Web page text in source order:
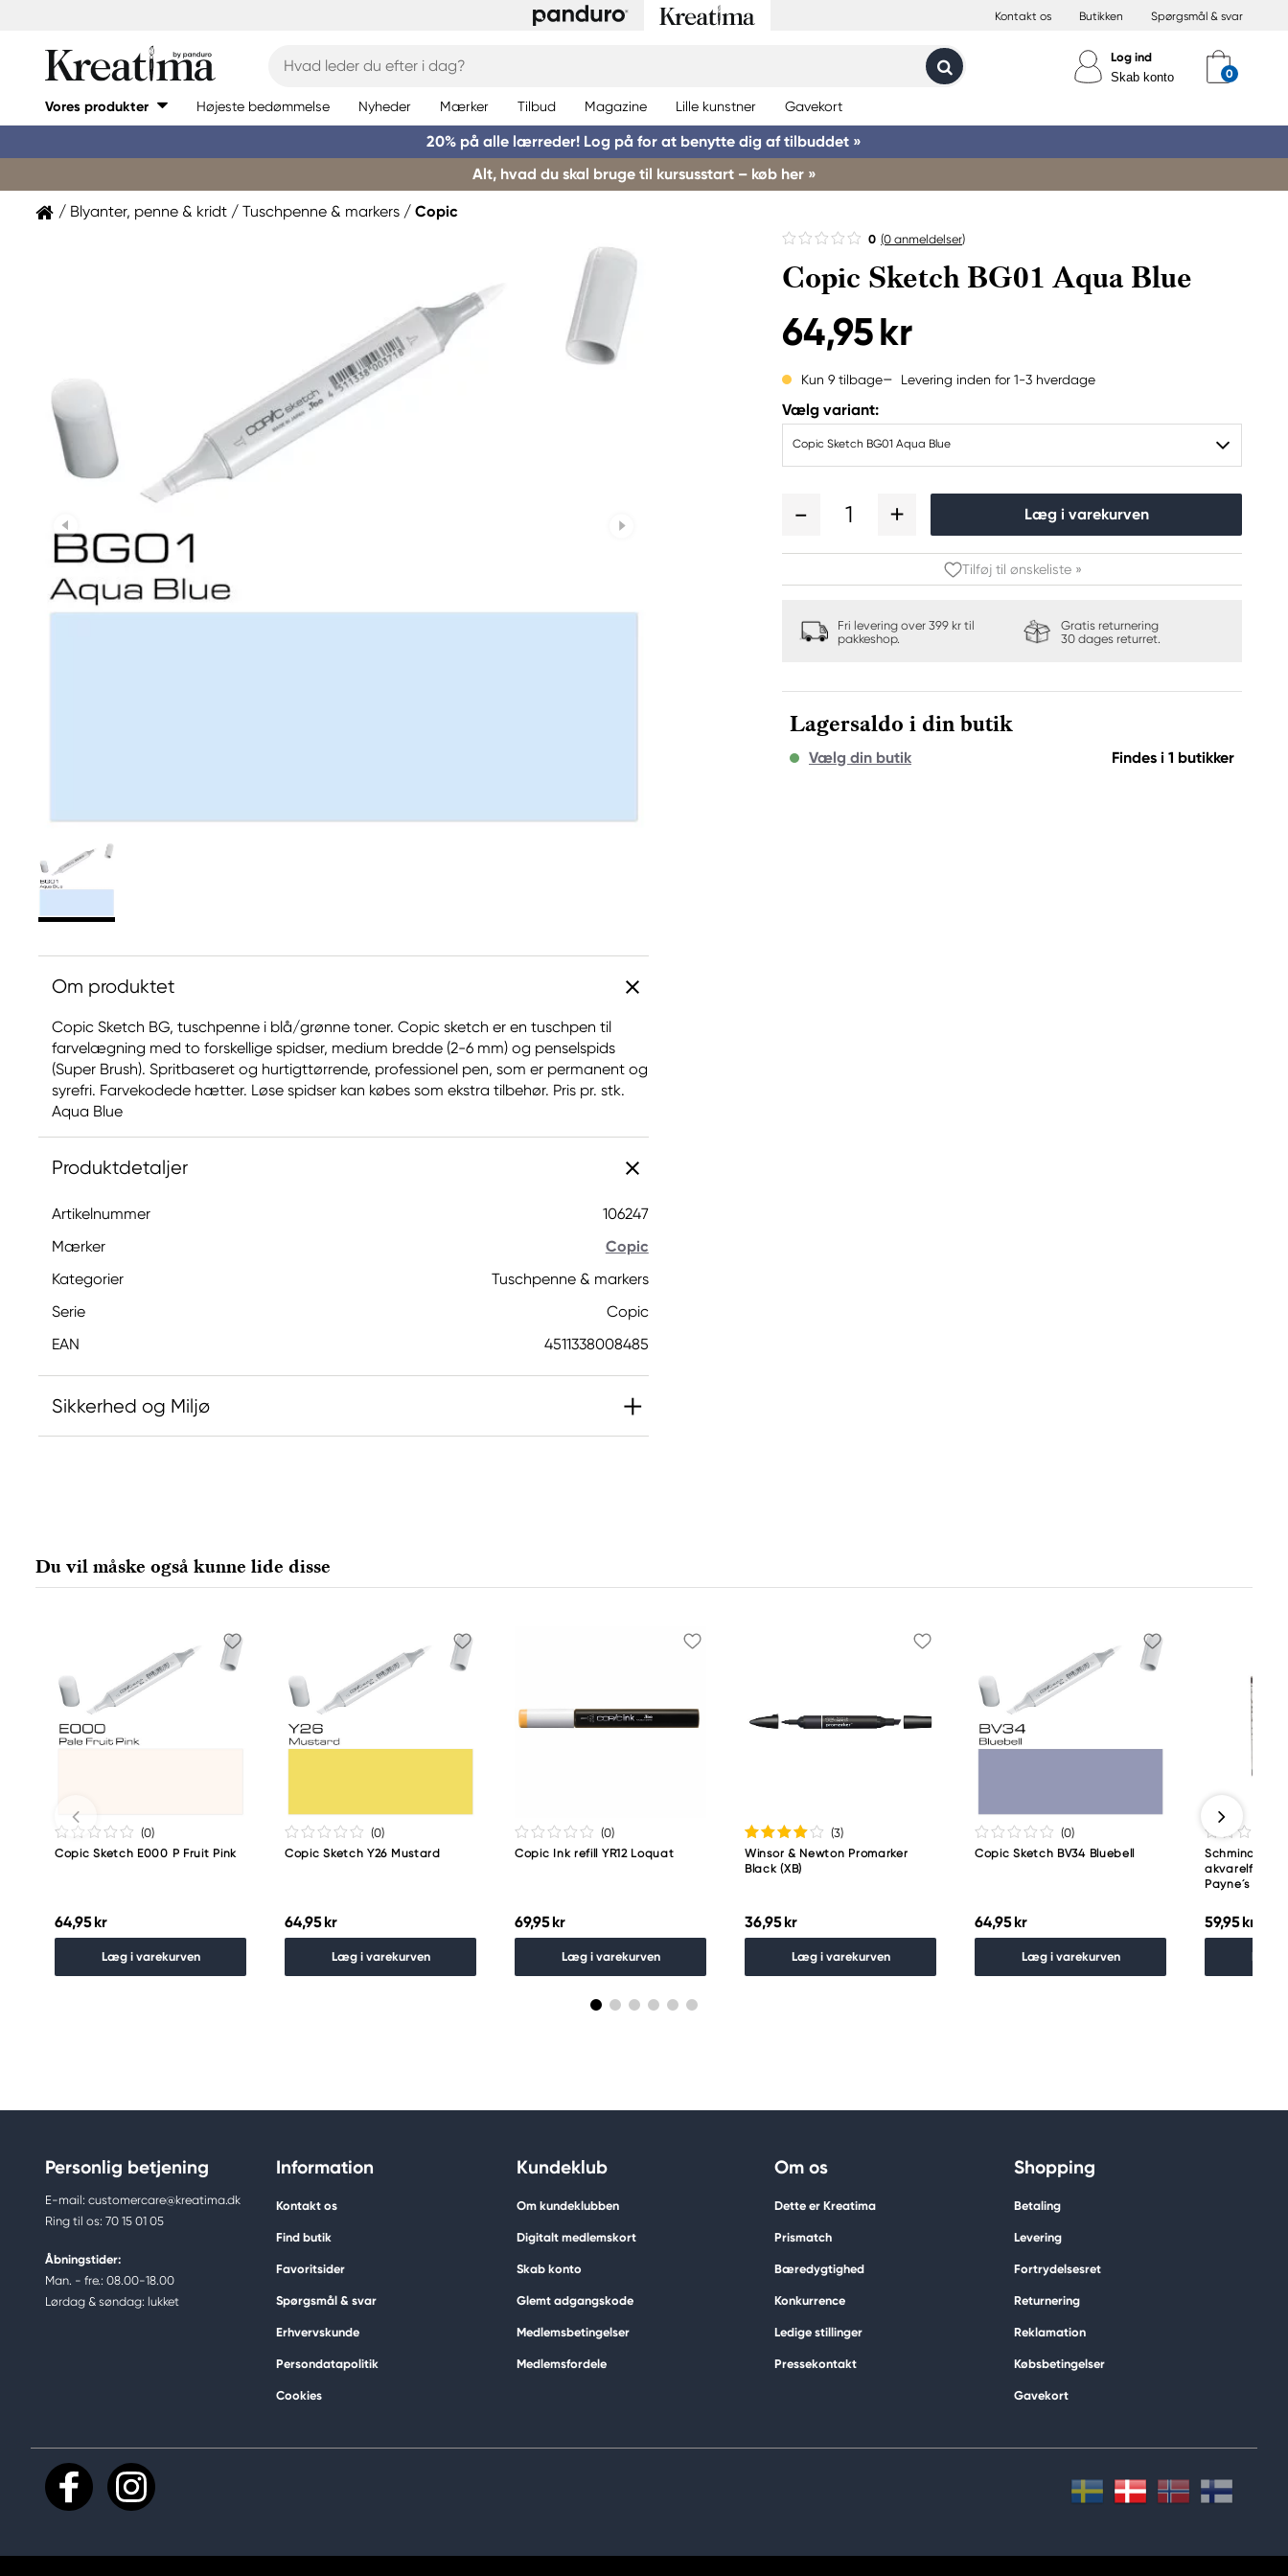
Kontakt os Butikken Spørgsmål & svar
Log ind
Skab konto
Vores produkter Højeste bedømmelse Nyheder Mærker Tilbud Magazine Lille kunstner Gavekort
20% på alle lærreder! Log på for at benytte dig af tilbuddet »
Alt, hvad du skal bruge til kursusstart – køb her »
Blyanter, penne & kridt Tuschpenne & markers Copic
0 (0 anmeldelser)
Copic Sketch BG01 Aqua Blue
64,95 kr
Kun 9 tilbage Levering inden for 1-3 hverdage
Vælg variant:
Copic Sketch BG01 Aqua Blue
1 Læg i varekurven
Tilføj til ønskeliste »
Fri levering over 399 kr til
pakkeshop.
Gratis returnering
30 dages returret.
Lagersaldo i din butik
Vælg din butik Findes i 1 butikker
Om produktet
Copic Sketch BG, tuschpenne i blå/grønne toner. Copic sketch er en tuschpen til
farvelægning med to forskellige spidser, medium bredde (2-6 mm) og penselspids
(Super Brush). Spritbaseret og hurtigttørrende, professionel pen, som er permanent og
syrefri. Farvekodede hætter. Løse spidser kan købes som ekstra tilbehør. Pris pr. stk.
Aqua Blue
Produktdetaljer
Artikelnummer
106247
Mærker
Copic
Kategorier
Tuschpenne & markers
Serie
Copic
EAN
4511338008485
Sikkerhed og Miljø
65205 Wiesbaden, Germany
export@holtz-gmbh.de
Copic
Too Marker Products Inc.
Meguro Higashiyama Bldg., 1-4-4 Higashiyama, Meguro-ku
Du vil måske også kunne lide disse
(0)
Copic Sketch E000 P Fruit Pink
64,95 kr
Læg i varekurven
(0)
Copic Sketch Y26 Mustard
64,95 kr
Læg i varekurven
(0)
Copic Ink refill YR12 Loquat
69,95 kr
Læg i varekurven
(3)
Winsor & Newton Promarker
Black (XB)
36,95 kr
Læg i varekurven
(0)
Copic Sketch BV34 Bluebell
64,95 kr
Læg i varekurven
Schmincke
akvarelfarve
Payne´s grey
59,95 kr
Læg i
Personlig betjening
E-mail: customercare@kreatima.dk
Ring til os: 70 15 01 05
Åbningstider:
Man. - fre.: 08.00-18.00
Lørdag & søndag: lukket
Information
Kontakt os
Find butik
Favoritsider
Spørgsmål & svar
Erhvervskunde
Persondatapolitik
Cookies
Kundeklub
Om kundeklubben
Digitalt medlemskort
Skab konto
Glemt adgangskode
Medlemsbetingelser
Medlemsfordele
Om os
Dette er Kreatima
Prismatch
Bæredygtighed
Konkurrence
Ledige stillinger
Pressekontakt
Shopping
Betaling
Levering
Fortrydelsesret
Returnering
Reklamation
Købsbetingelser
Gavekort